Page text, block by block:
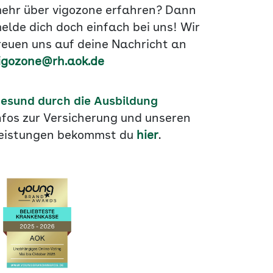
über vigozone erfahren? Dann
dich doch einfach bei uns! Wir
uns auf deine Nachricht an
durch die Ausbildung
zur Versicherung und unseren
bekommst du hier.